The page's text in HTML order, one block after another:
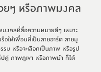
ยๆ หรือภาพมงคล
งคลที่สื่อความหมายดีๆ เหมาะ
ให้เพื่อนที่เป็นสายอาร์ต สายมู
ม หรือจะเลือกเป็นภาพ หรือรูป
คู่ ภาพภูเขา หรือภาพม้า ก็ได้